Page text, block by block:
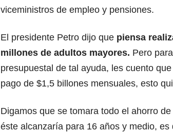
viceministros de empleo y pensiones.
El presidente Petro dijo que piensa
millones de adultos mayores. Pero
presupuestal de tal ayuda, les cuento
pago de $1,5 billones mensuales, esto
Digamos que se tomara todo el ahorro
éste alcanzaría para 16 años y medio,